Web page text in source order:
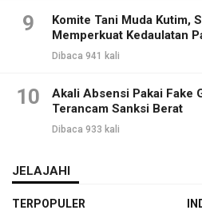
9
Komite Tani Muda Kutim,
Memperkuat Kedaulatan
Dibaca 941 kali
10
Akali Absensi Pakai Fake
Terancam Sanksi Berat
Dibaca 933 kali
JELAJAHI
TERPOPULER